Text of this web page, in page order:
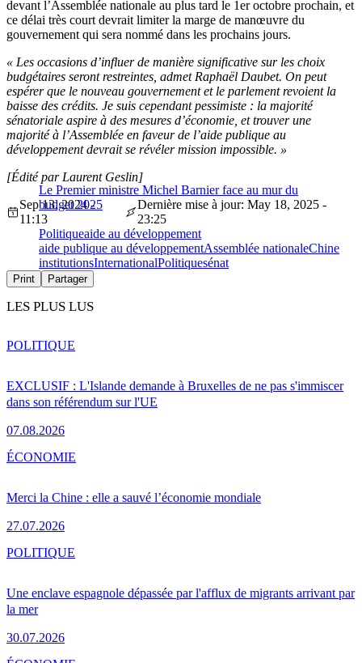
devant l’Assemblée nationale au plus tard le 1er octobre prochain, et
ce délai très court devrait limiter la marge de manœuvre du
gouvernement qui sera nommé dans les prochains jours.
« Les occasions d’influer de manière significative sur les choix
budgétaires seront restreintes, admet Raphaël Daubet. On peut
espérer que le nouveau gouvernement et le parlement revoient la
baisse des crédits. Je suis cependant pessimiste : la majorité
sénatoriale aspire à des mesures d’économie, et trouver une
majorité à l’Assemblée en faveur de l’aide publique au
développement devrait se révéler mission impossible. »
Le Premier ministre Michel Barnier face au mur du
budget 2025
[Édité par Laurent Geslin]
Sep 13, 2024 -
11:13
Dernière mise à jour: May 18, 2025 -
23:25
Politiqueaide au développement
aide publique au développementAssemblée nationaleChine
institutionsInternationalPolitiquesénat
Print Partager
LES PLUS LUS
EXCLUSIF : L'Islande demande à Bruxelles de ne pas s'immiscer
dans son référendum sur l'UE
07.08.2026
POLITIQUE
Merci la Chine : elle a sauvé l’économie mondiale
27.07.2026
ÉCONOMIE
Une enclave espagnole dépassée par l'afflux de migrants arrivant par
la mer
30.07.2026
POLITIQUE